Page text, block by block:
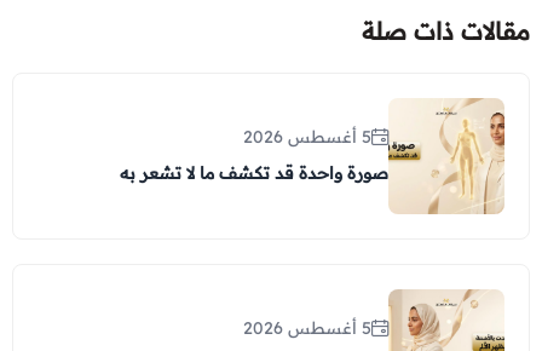
مقالات ذات صلة
5 أغسطس 2026
صورة واحدة قد تكشف ما لا تشعر به
5 أغسطس 2026